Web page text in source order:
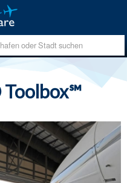
Toolbox℠